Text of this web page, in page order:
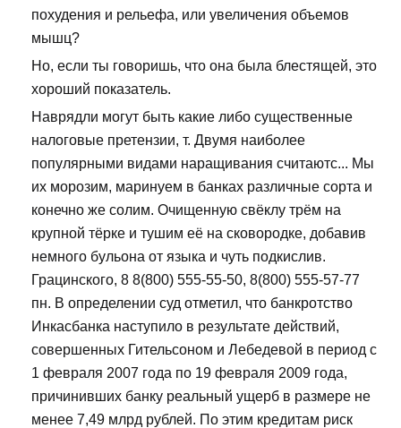
похудения и рельефа, или увеличения объемов
мышц?
Но, если ты говоришь, что она была блестящей, это
хороший показатель.
Наврядли могут быть какие либо существенные
налоговые претензии, т. Двумя наиболее
популярными видами наращивания считаютс... Мы
их морозим, маринуем в банках различные сорта и
конечно же солим. Очищенную свёклу трём на
крупной тёрке и тушим её на сковородке, добавив
немного бульона от языка и чуть подкислив.
Грацинского, 8 8(800) 555-55-50, 8(800) 555-57-77
пн. В определении суд отметил, что банкротство
Инкасбанка наступило в результате действий,
совершенных Гительсоном и Лебедевой в период с
1 февраля 2007 года по 19 февраля 2009 года,
причинивших банку реальный ущерб в размере не
менее 7,49 млрд рублей. По этим кредитам риск